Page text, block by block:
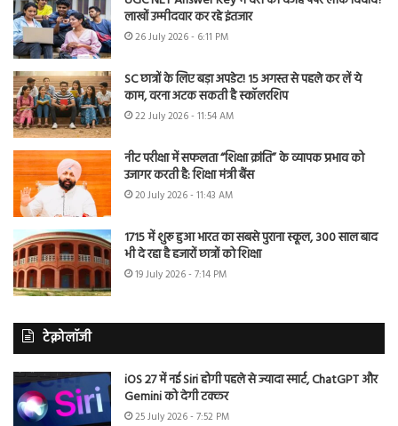
लाखों उम्मीदवार कर रहे इंतजार
26 July 2026 - 6:11 PM
SC छात्रों के लिए बड़ा अपडेट! 15 अगस्त से पहले कर लें ये
काम, वरना अटक सकती है स्कॉलरशिप
22 July 2026 - 11:54 AM
नीट परीक्षा में सफलता “शिक्षा क्रांति” के व्यापक प्रभाव को
उजागर करती है: शिक्षा मंत्री बैंस
20 July 2026 - 11:43 AM
1715 में शुरू हुआ भारत का सबसे पुराना स्कूल, 300 साल बाद
भी दे रहा है हजारों छात्रों को शिक्षा
19 July 2026 - 7:14 PM
टेक्नोलॉजी
iOS 27 में नई Siri होगी पहले से ज्यादा स्मार्ट, ChatGPT और
Gemini को देगी टक्कर
25 July 2026 - 7:52 PM